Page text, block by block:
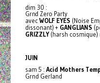
dim 30 :
Grnd Zero Party
avecWOLF EYES (Noise
dissonant) + GANGLIANS
GRIZZLY(harsh cosmique)
JUIN
sam 5 : Acid Mothers
Grnd Gerland